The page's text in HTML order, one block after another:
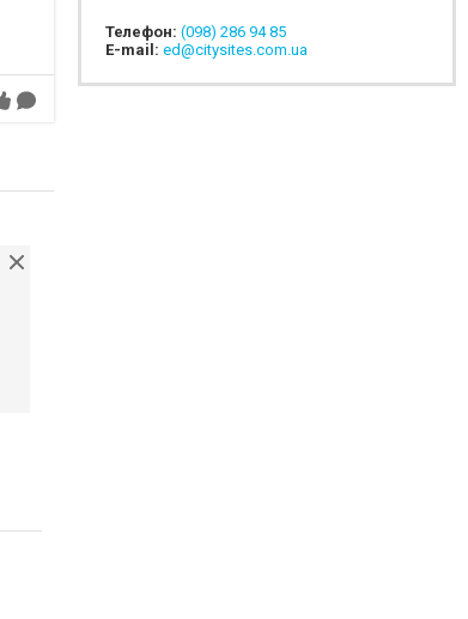
Телефон: (098) 286 94 85
E-mail: ed@citysites.com.ua